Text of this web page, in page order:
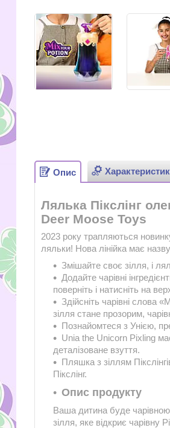
Опис
Лялька Пікслінг
Deer Moose Toys
2023 року трапляються
ляльки! Нова лінійка має назву
Змішайте своє зілля, і
Додайте чарівні
поверніть і натисніть на
Здійсніть чарівні
зілля стане прозорим,
Познайомтеся з Унією,
Unia the Unicorn Pixling
деталізоване взуття.
Пляшка з зіллям
Пікслінг.
Опис продукту
Ваша дитина буде
зілля, яке відкриє чарівну